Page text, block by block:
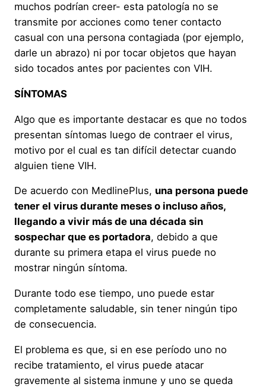
muchos podrían creer- esta patología no se
transmite por acciones como tener contacto
casual con una persona contagiada (por ejemplo,
darle un abrazo) ni por tocar objetos que hayan
sido tocados antes por pacientes con VIH.
SÍNTOMAS
Algo que es importante destacar es que no todos
presentan síntomas luego de contraer el virus,
motivo por el cual es tan difícil detectar cuando
alguien tiene VIH.
De acuerdo con MedlinePlus, una persona puede
tener el virus durante meses o incluso años,
llegando a vivir más de una década sin
sospechar que es portadora, debido a que
durante su primera etapa el virus puede no
mostrar ningún síntoma.
Durante todo ese tiempo, uno puede estar
completamente saludable, sin tener ningún tipo
de consecuencia.
El problema es que, si en ese período uno no
recibe tratamiento, el virus puede atacar
gravemente al sistema inmune y uno se queda